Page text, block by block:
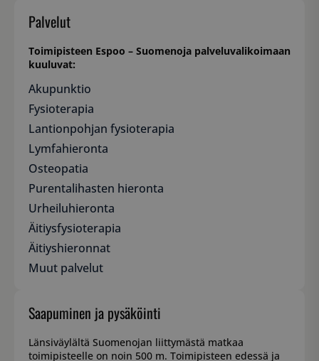
Palvelut
Toimipisteen Espoo – Suomenoja palveluvalikoimaan
kuuluvat:
Akupunktio
Fysioterapia
Lantionpohjan fysioterapia
Lymfahieronta
Osteopatia
Purentalihasten hieronta
Urheiluhieronta
Äitiysfysioterapia
Äitiyshieronnat
Muut palvelut
Saapuminen ja pysäköinti
Länsiväylältä Suomenojan liittymästä matkaa
toimipisteelle on noin 500 m. Toimipisteen edessä ja